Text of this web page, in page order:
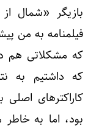
بازیگر «شمال
فیلمنامه به من
که مشکلاتی هم
که داشتیم به
کاراکترهای
بود، اما به